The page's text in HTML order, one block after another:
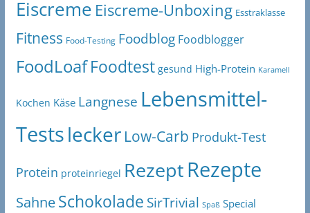
Eiscreme Eiscreme-Unboxing Esstraklasse
Fitness Food-Testing Foodblog Foodblogger
FoodLoaf Foodtest gesund High-Protein Karamell
Kochen Käse Langnese Lebensmittel-
Testslecker Low-Carb Produkt-Test
Protein proteinriegel RezeptRezepte
SahneSchokolade SirTrivial Spaß Special